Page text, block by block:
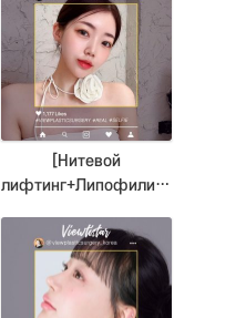
Линиия подбородка)]
Joe Yeseul | Plastic
Surgery Korea
[Нитевой
лифтинг+Липофилинг
Oh Yumi | Plastic
Surgery Korea